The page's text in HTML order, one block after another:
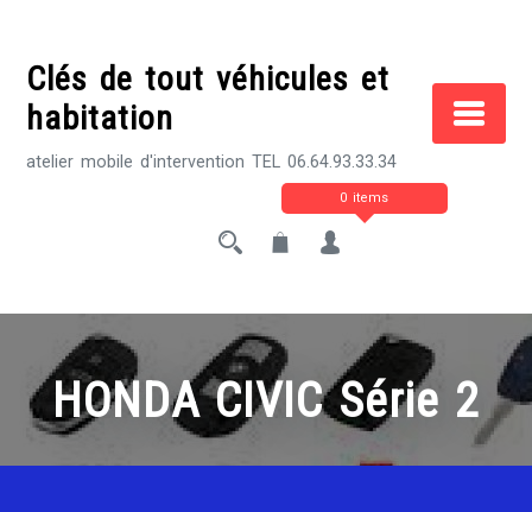
contentClés de tout véhicules et
habitation
atelier mobile d'intervention TEL 06.64.93.33.34
0 items
HONDA CIVIC Série 2